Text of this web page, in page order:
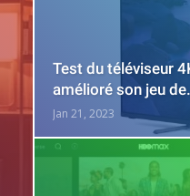
Test du téléviseur
amélioré son jeu
Jan 21, 2023